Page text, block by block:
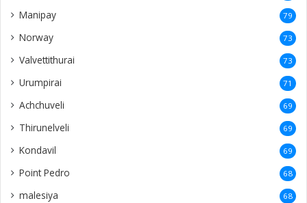
Manipay 79
Norway 73
Valvettithurai 73
Urumpirai 71
Achchuveli 69
Thirunelveli 69
Kondavil 69
Point Pedro 68
malesiya 68